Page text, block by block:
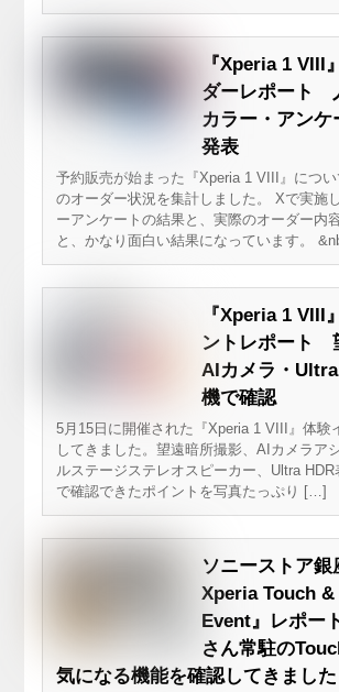
『Xperia 1 VIII
ダーレポート
カラー・アンケ
発表
予約販売が始まった『Xperia 1 VIII』につ
のオーダー状況を集計しました。 Xで実施
ーアンケートの結果と、実際のオーダー内
と、かなり面白い結果になっています。
『Xperia 1 VIII
ントレポート
AIカメラ・
機で確認
5月15日に開催された『Xperia 1 VIII』体験
してきました。望遠暗所撮影、AIカメラア
ルステージステレオスピーカー、Ultra
で確認できたポイントを写真たっぷり […]
ソニーストア銀
Xperia Touch &
Event』レポ
さん常駐の
気になる機能を確認してきました